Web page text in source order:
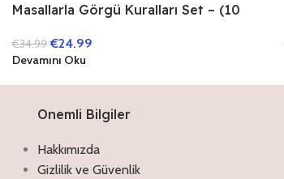
Masallarla Görgü Kuralları Set – (10
€34.99 €24.99
Devamını Oku
Onemli Bilgiler
Hakkımızda
Gizlilik ve Güvenlik